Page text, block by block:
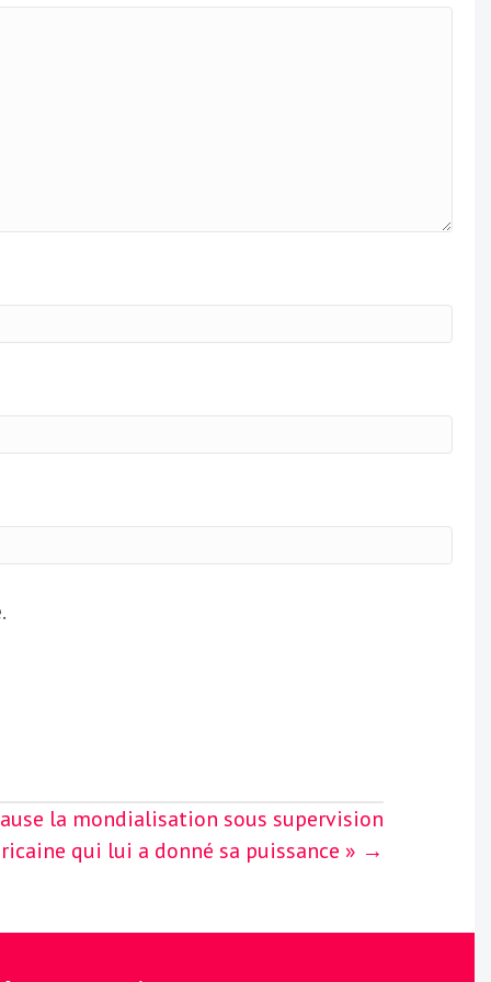
la mondialisation sous supervision
qui lui a donné sa puissance » →